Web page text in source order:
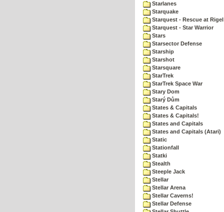
Starlanes
Starquake
Starquest - Rescue at Rigel
Starquest - Star Warrior
Stars
Starsector Defense
Starship
Starshot
Starsquare
StarTrek
StarTrek Space War
Stary Dom
Starý Dům
States & Capitals
States & Capitals!
States and Capitals
States and Capitals (Atari)
Static
Stationfall
Statki
Stealth
Steeple Jack
Stellar
Stellar Arena
Stellar Caverns!
Stellar Defense